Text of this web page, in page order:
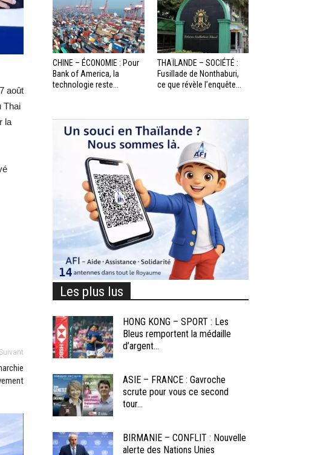
août
Thai
la
CHINE – ÉCONOMIE : Pour
Bank of America, la
technologie reste...
THAÏLANDE – SOCIÉTÉ :
Fusillade de Nonthaburi,
ce que révèle l’enquête...
Les plus lus
HONG KONG – SPORT : Les
Bleus remportent la médaille
d’argent...
ASIE – FRANCE : Gavroche
scrute pour vous ce second
tour...
BIRMANIE – CONFLIT : Nouvelle
alerte des Nations Unies